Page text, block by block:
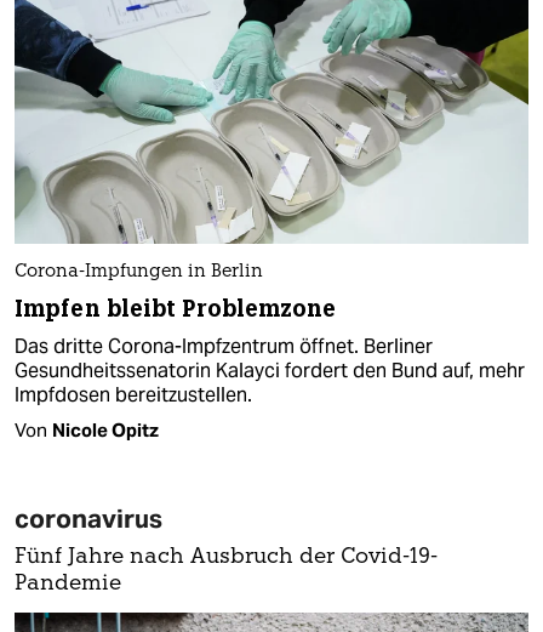
Corona-Impfungen in Berlin
Impfen bleibt Problemzone
Das dritte Corona-Impfzentrum öffnet. Berliner
Gesundheits­senatorin Kalayci fordert den Bund auf, mehr
Impfdosen bereitzustellen.
Von Nicole Opitz
coronavirus
Fünf Jahre nach Ausbruch der Covid-19-
Pandemie